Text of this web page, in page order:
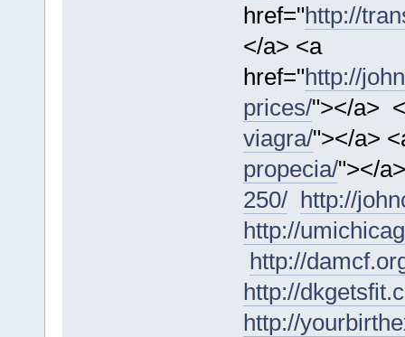
href="http://
</a> <a
href="http://
prices/"></a>
viagra/"></a>
propecia/"></
250/ http://
http://
http://
http://
http://